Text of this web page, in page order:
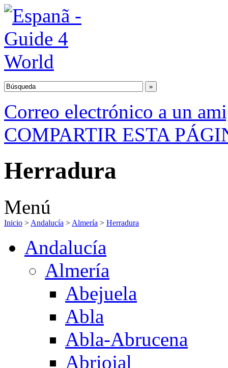
Correo electrónico a un
COMPARTIR ESTA
Herradura
Menú
Inicio > Andalucía > Almería > Herradura
Andalucía
Almería
Abejuela
Abla
Abla-Abrucena
Abriojal